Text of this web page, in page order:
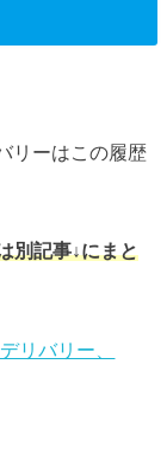
リーはこの履歴
別記事↓にまと
リバリー、